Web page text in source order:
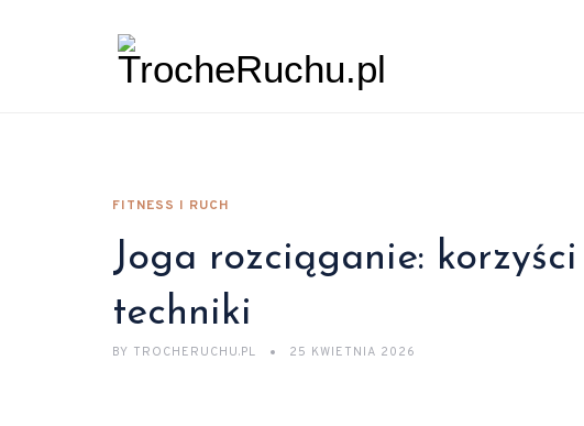
FITNESS I RUCH
Joga rozciąganie:
techniki
BY TROCHERUCHU.PL 25 KWIETNIA 2026